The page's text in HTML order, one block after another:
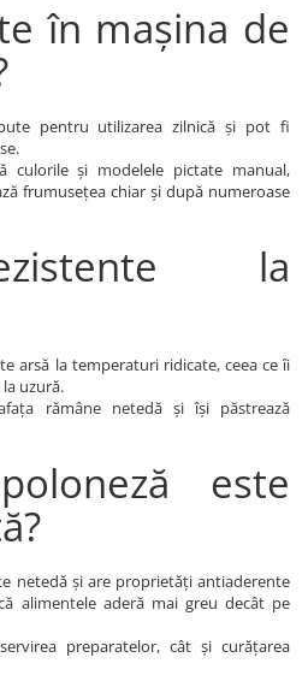
în mașina de
pentru utilizarea zilnică și pot fi
culorile și modelele pictate manual,
frumusețea chiar și după numeroase
la
arsă la temperaturi ridicate, ceea ce îi
uzură.
rămâne netedă și își păstrează
este
netedă și are proprietăți antiaderente
alimentele aderă mai greu decât pe
preparatelor, cât și curățarea